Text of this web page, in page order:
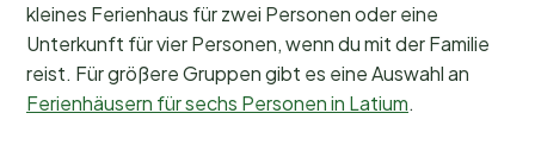
kleines Ferienhaus für zwei Personen oder eine
Unterkunft für vier Personen, wenn du mit der Familie
reist. Für größere Gruppen gibt es eine Auswahl an
Ferienhäusern für sechs Personen in Latium.